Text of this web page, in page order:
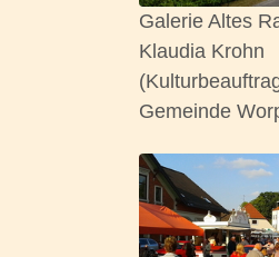
Galerie Altes
Klaudia Krohn
Gemeinde